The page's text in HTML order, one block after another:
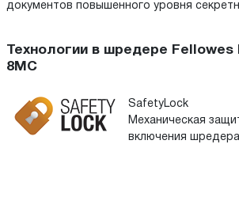
документов повышенного уровня
Технологии в шредере Fellowes
8MC
SafetyLock
Механическая
включения шредера